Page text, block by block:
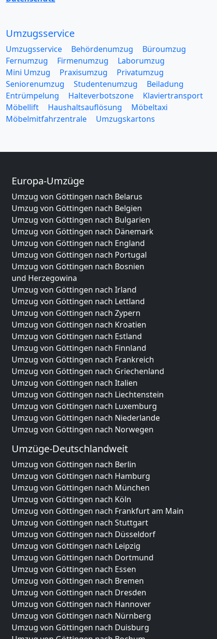
Umzugsservice
Umzugsservice Behördenumzug
Büroumzug
Fernumzug
Firmenumzug
Laborumzug
Mini Umzug
Praxisumzug
Privatumzug
Seniorenumzug
Studentenumzug
Beiladung
Entrümpelung
Halteverbotszone
Klaviertransport
Möbellift
Haushaltsauflösung
Möbeltaxi
Möbelmitfahrzentrale
Umzugskartons
Europa-Umzüge
Umzug von Göttingen nach Belarus
Umzug von Göttingen nach Belgien
Umzug von Göttingen nach Bulgarien
Umzug von Göttingen nach Dänemark
Umzug von Göttingen nach England
Umzug von Göttingen nach Portugal
Umzug von Göttingen nach Bosnien
und Herzegowina
Umzug von Göttingen nach Irland
Umzug von Göttingen nach Lettland
Umzug von Göttingen nach Zypern
Umzug von Göttingen nach Kroatien
Umzug von Göttingen nach Estland
Umzug von Göttingen nach Finnland
Umzug von Göttingen nach Frankreich
Umzug von Göttingen nach Griechenland
Umzug von Göttingen nach Italien
Umzug von Göttingen nach Liechtenstein
Umzug von Göttingen nach Luxemburg
Umzug von Göttingen nach Niederlande
Umzug von Göttingen nach Norwegen
Umzüge-Deutschlandweit
Umzug von Göttingen nach Berlin
Umzug von Göttingen nach Hamburg
Umzug von Göttingen nach München
Umzug von Göttingen nach Köln
Umzug von Göttingen nach Frankfurt am Main
Umzug von Göttingen nach Stuttgart
Umzug von Göttingen nach Düsseldorf
Umzug von Göttingen nach Leipzig
Umzug von Göttingen nach Dortmund
Umzug von Göttingen nach Essen
Umzug von Göttingen nach Bremen
Umzug von Göttingen nach Dresden
Umzug von Göttingen nach Hannover
Umzug von Göttingen nach Nürnberg
Umzug von Göttingen nach Duisburg